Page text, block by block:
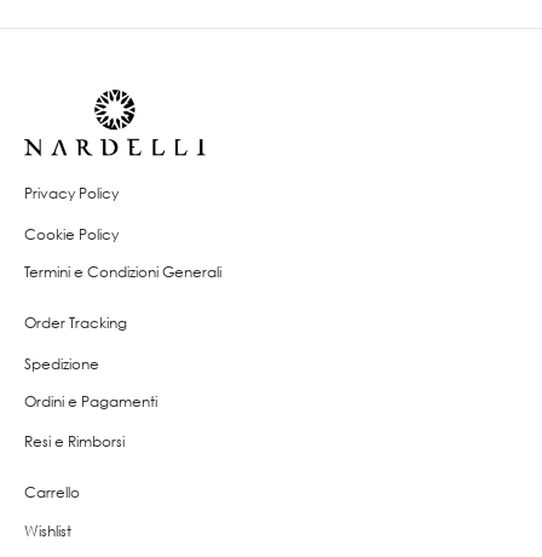
Privacy Policy
Cookie Policy
Termini e Condizioni Generali
Order Tracking
Spedizione
Ordini e Pagamenti
Resi e Rimborsi
Carrello
Wishlist